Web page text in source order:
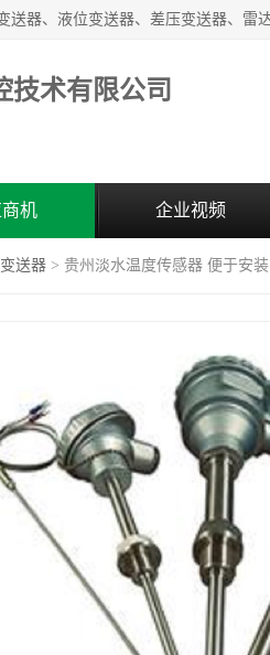
技术有限公司
机 企业视频
送器 > 贵州淡水温度传感器 便于安装